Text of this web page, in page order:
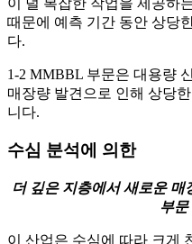
때문에 예측 기간 동안 상당
다.
1-2 MMBBL 부문은 대용량
매장량 발견으로 인해 상당
니다.
수심 분석에 의한
더 깊은 지층에서 새로운
부
이 산업은 수심에 따라 크게